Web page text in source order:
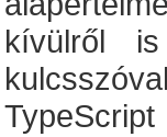
kívülről